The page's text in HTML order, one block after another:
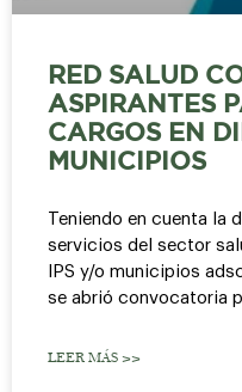
RED SALUD
ASPIRANTES
CARGOS EN
MUNICIPIOS
Teniendo en cuenta la
servicios del sector
IPS y/o municipios
se abrió convocatoria
LEER MÁS >>